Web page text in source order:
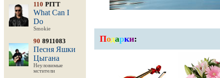
110 PITT
What Can I
Do
Smokie
90 8911083
Песня Яшки
Цыгана
Неуловимые
мстители
Подарки: